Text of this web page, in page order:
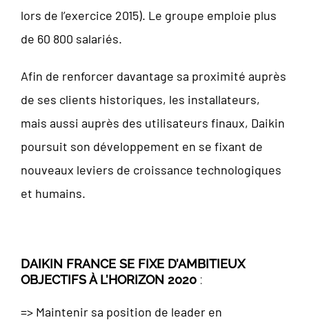
lors de l’exercice 2015). Le groupe emploie plus
de 60 800 salariés.
Afin de renforcer davantage sa proximité auprès
de ses clients historiques, les installateurs,
mais aussi auprès des utilisateurs finaux, Daikin
poursuit son développement en se fixant de
nouveaux leviers de croissance technologiques
et humains.
DAIKIN FRANCE SE FIXE D’AMBITIEUX
OBJECTIFS À L’HORIZON 2020 :
=> Maintenir sa position de leader en